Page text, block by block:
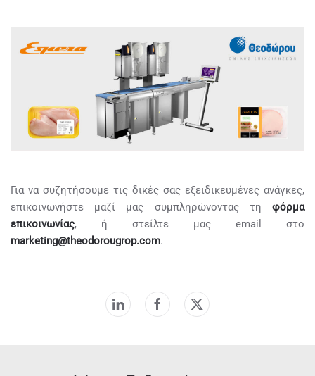
Για να συζητήσουμε τις δικές σας εξειδικευμένες ανάγκες,
επικοινωνήστε μαζί μας συμπληρώνοντας τη φόρμα
επικοινωνίας, ή στείλτε μας email στο
marketing@theodorougrop.com.